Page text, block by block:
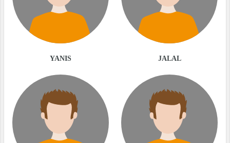
YANIS JALAL